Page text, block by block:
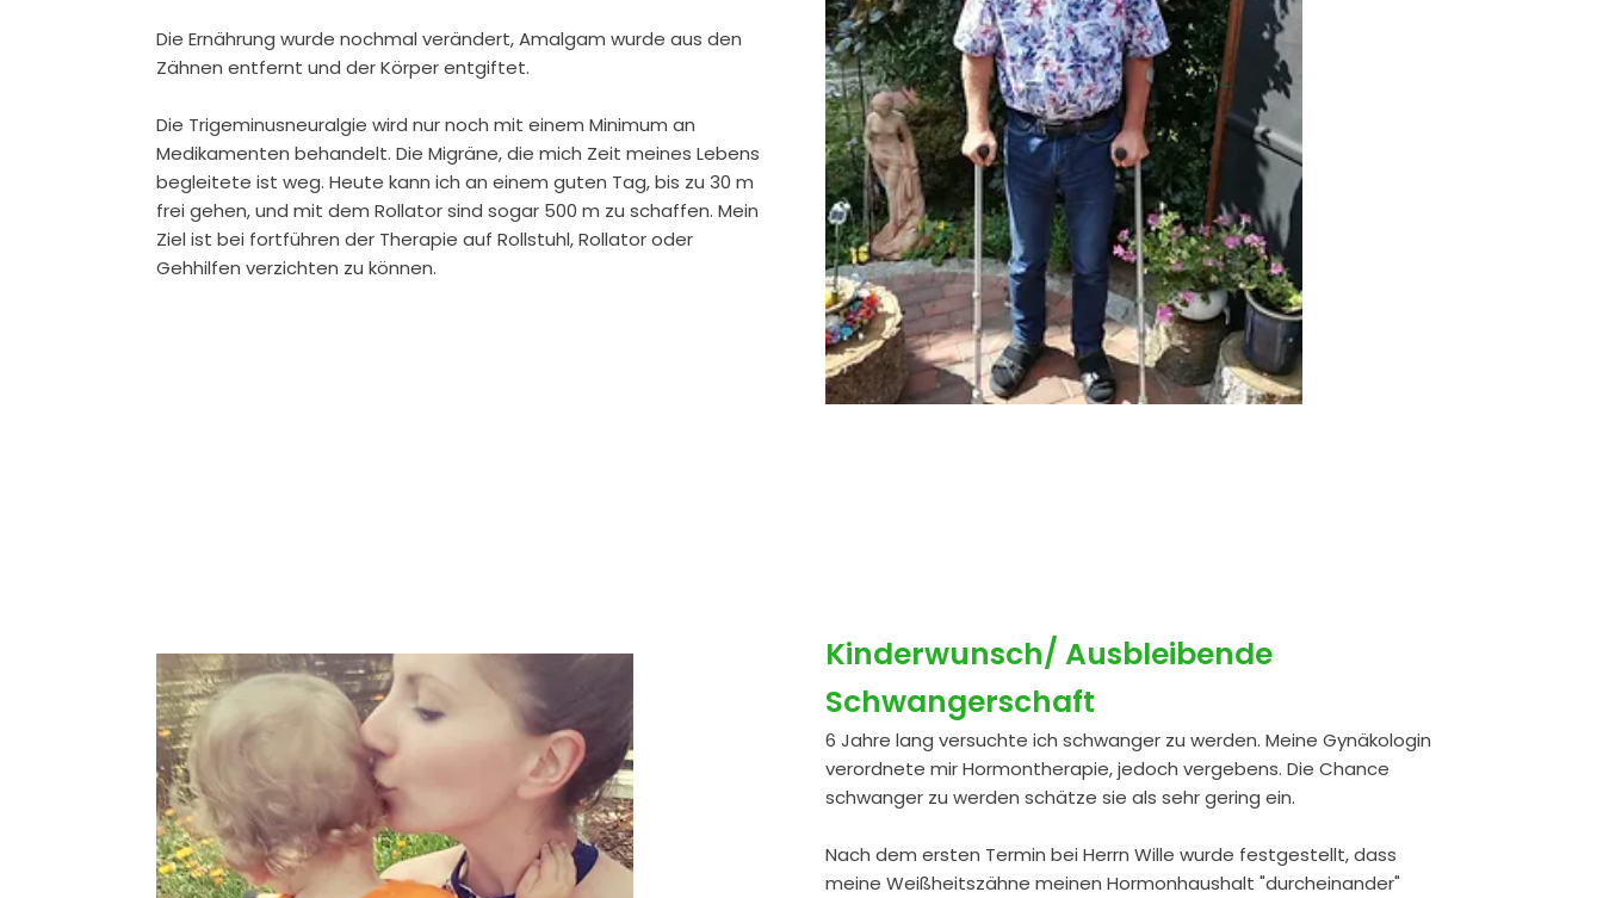
Die Ernährung wurde nochmal verändert, Amalgam wurde aus den
Zähnen entfernt und der Körper entgiftet.
Die Trigeminusneuralgie wird nur noch mit einem Minimum an
Medikamenten behandelt. Die Migräne, die mich Zeit meines Lebens
begleitete ist weg. Heute kann ich an einem guten Tag, bis zu 30 m
frei gehen, und mit dem Rollator sind sogar 500 m zu schaffen. Mein
Ziel ist bei fortführen der Therapie auf Rollstuhl, Rollator oder
Gehhilfen verzichten zu können.
Kinderwunsch/ Ausbleibende
Schwangerschaft
6 Jahre lang versuchte ich schwanger zu werden. Meine Gynäkologin
verordnete mir Hormontherapie, jedoch vergebens. Die Chance
schwanger zu werden schätze sie als sehr gering ein.
Nach dem ersten Termin bei Herrn Wille wurde festgestellt, dass
meine Weißheitszähne meinen Hormonhaushalt "durcheinander"